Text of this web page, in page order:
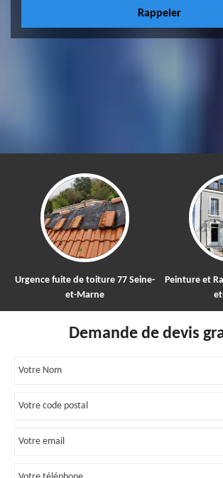
de toiture 77 Seine-
Peinture et Ravalement 77
Demande de devis